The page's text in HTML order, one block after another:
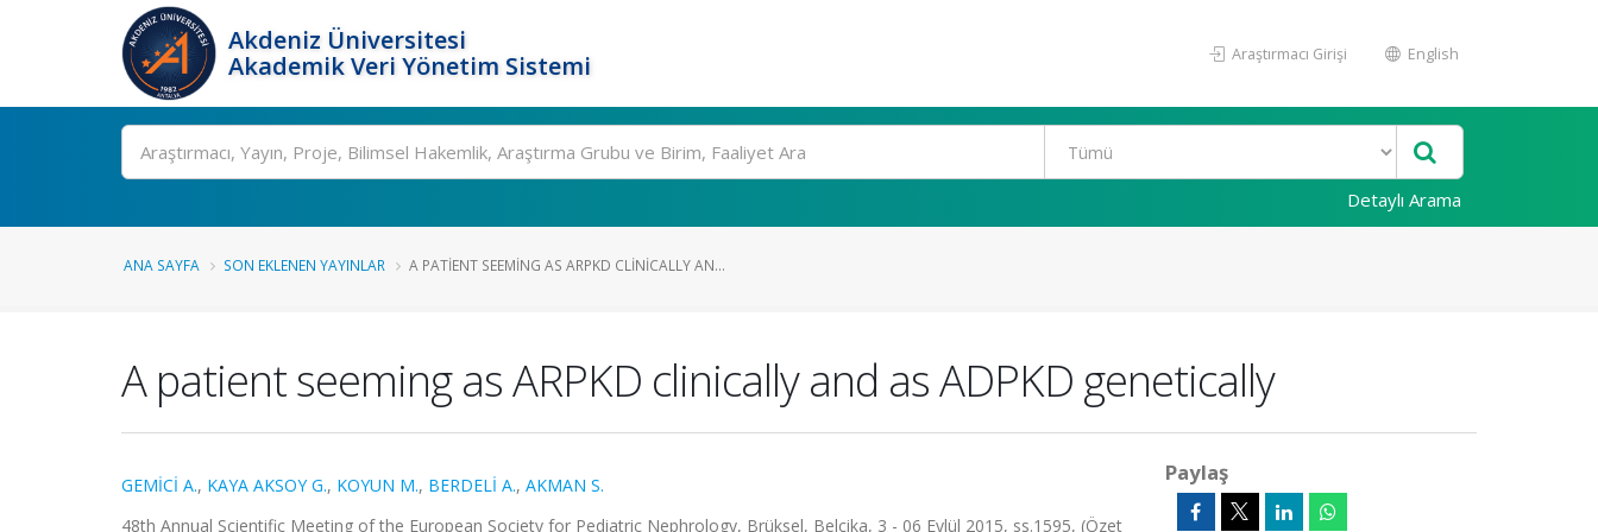
Akdeniz Üniversitesi
Akademik Veri Yönetim Sistemi
Araştırmacı Girişi English
Ara
Detaylı Arama
ANA SAYFA SON EKLENEN YAYINLAR A PATIENT SEEMING AS ARPKD CLINICALLY AN...
A patient seeming as ARPKD clinically and as ADPKD genetically
GEMİCİ A., KAYA AKSOY G., KOYUN M., BERDELİ A., AKMAN S.
48th Annual Scientific Meeting of the European Society for Pediatric Nephrology, Brüksel, Belçika, 3 - 06 Eylül 2015, ss.1595, (Özet
Paylaş